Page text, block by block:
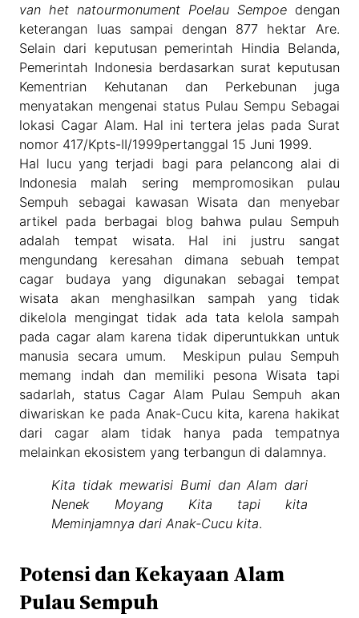
van het natourmonument Poelau Sempoedengan
keterangan luas sampai dengan 877 hektar Are.
Selain dari keputusan pemerintah Hindia Belanda,
Pemerintah Indonesia berdasarkan surat keputusan
Kementrian Kehutanan dan Perkebunan juga
menyatakan mengenai status Pulau Sempu Sebagai
lokasi Cagar Alam. Hal ini tertera jelas pada Surat
nomor 417/Kpts-II/1999pertanggal 15 Juni 1999.
Hal lucu yang terjadi bagi para pelancong alai di
Indonesia malah sering mempromosikan pulau
Sempuh sebagai kawasan Wisata dan menyebar
artikel pada berbagai blog bahwa pulau Sempuh
adalah tempat wisata. Hal ini justru sangat
mengundang keresahan dimana sebuah tempat
cagar budaya yang digunakan sebagai tempat
wisata akan menghasilkan sampah yang tidak
dikelola mengingat tidak ada tata kelola sampah
pada cagar alam karena tidak diperuntukkan untuk
manusia secara umum. Meskipun pulau Sempuh
memang indah dan memiliki pesona Wisata tapi
sadarlah, status Cagar Alam Pulau Sempuh akan
diwariskan ke pada Anak-Cucu kita, karena hakikat
dari cagar alam tidak hanya pada tempatnya
melainkan ekosistem yang terbangun di dalamnya.
Kita tidak mewarisi Bumi dan Alam dari
Nenek Moyang Kita tapi kita
Meminjamnya dari Anak-Cucu kita.
Potensi dan Kekayaan Alam
Pulau Sempuh